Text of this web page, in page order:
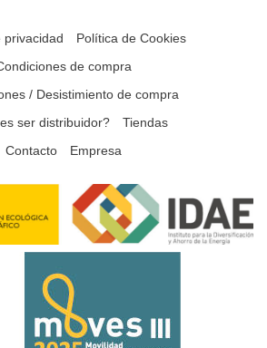
privacidad
Política de Cookies
de compra
/ Desistimiento de compra
ser distribuidor?
Tiendas
Contacto
Empresa